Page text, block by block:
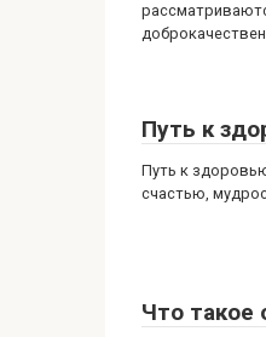
Путь к
Путь к
счастью,
Что такое